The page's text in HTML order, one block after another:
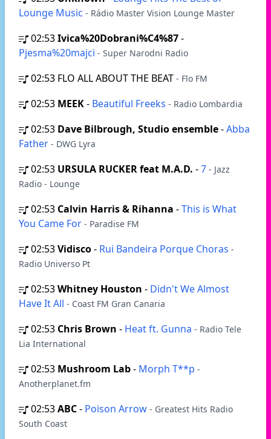
Lounge Music - Rádio Master Vision Lounge Master
02:53Ivica%20Dobrani%C4%87-
Pjesma%20majci - Super Narodni Radio
02:53 FLO ALL ABOUT THE BEAT - Flo FM
02:53 MEEK- Beautiful Freeks - Radio Lombardia
02:53 Dave Bilbrough, Studio ensemble-Abba
Father - DWG Lyra
02:53 URSULA RUCKER feat M.A.D. -7 - Jazz
Radio - Lounge
02:53 Calvin Harris & Rihanna -This is What
You Came For - Paradise FM
02:53Vidisco- Rui Bandeira Porque Choras -
Radio Universo Pt
02:53Whitney Houston - Didn't We Almost
Have It All - Coast FM Gran Canaria
02:53 Chris Brown - Heat ft. Gunna - Radio Tele
Lia International
02:53 Mushroom Lab- Morph T**p -
Anotherplanet.fm
02:53ABC- Poison Arrow - Greatest Hits Radio
South Coast